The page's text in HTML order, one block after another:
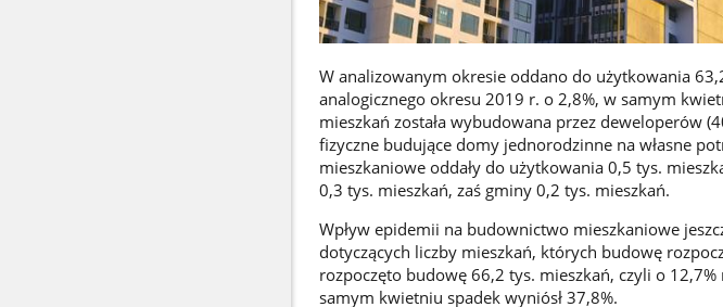
W analizowanym okresie oddano do użytkowania
analogicznego okresu 2019 r. o 2,8%, w samym
mieszkań została wybudowana przez deweloperów
fizyczne budujące domy jednorodzinne na własne
mieszkaniowe oddały do użytkowania 0,5 tys.
0,3 tys. mieszkań, zaś gminy 0,2 tys. mieszkań.
Wpływ epidemii na budownictwo mieszkaniowe
dotyczących liczby mieszkań, których budowę
rozpoczęto budowę 66,2 tys. mieszkań, czyli o
samym kwietniu spadek wyniósł 37,8%.